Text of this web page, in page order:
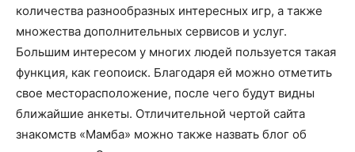
количества разнообразных интересных игр, а также
множества дополнительных сервисов и услуг.
Большим интересом у многих людей пользуется такая
функция, как геопоиск. Благодаря ей можно отметить
свое месторасположение, после чего будут видны
ближайшие анкеты. Отличительной чертой сайта
знакомств «Мамба» можно также назвать блог об